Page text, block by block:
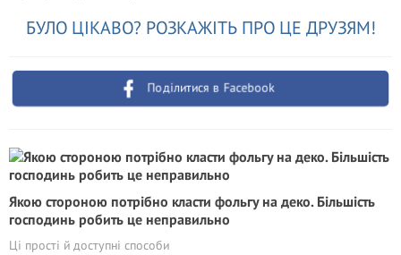
БУЛО ЦІКАВО? РОЗКАЖІТЬ ПРО ЦЕ ДРУЗЯМ!
Поділитися в Facebook
Якою стороною потрібно класти фольгу на деко. Більшість
господинь робить це неправильно
Ці прості й доступні способи